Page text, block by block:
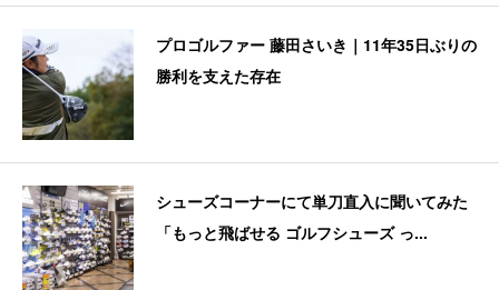
プロゴルファー 藤田さいき｜11年35日ぶりの
勝利を支えた存在
シューズコーナーにて単刀直入に聞いてみた
「もっと飛ばせる ゴルフシューズ っ...